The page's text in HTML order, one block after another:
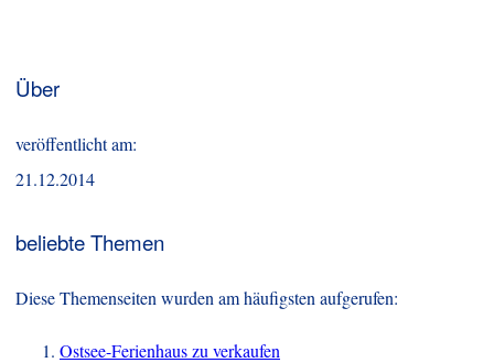
Über
veröffentlicht am:
21.12.2014
beliebte Themen
Diese Themenseiten wurden am häufigsten aufgerufen:
Ostsee-Ferienhaus zu verkaufen